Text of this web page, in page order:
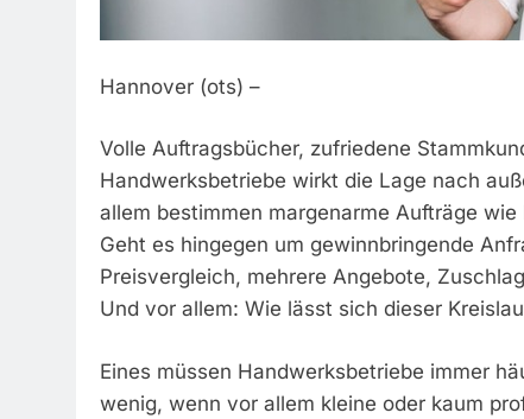
Hannover (ots) –
Volle Auftragsbücher, zufriedene
Handwerksbetriebe wirkt die Lage nach
allem bestimmen margenarme Aufträge
Geht es hingegen um gewinnbringende
Preisvergleich, mehrere Angebote,
Und vor allem: Wie lässt sich dieser
Eines müssen Handwerksbetriebe immer
wenig, wenn vor allem kleine oder kaum